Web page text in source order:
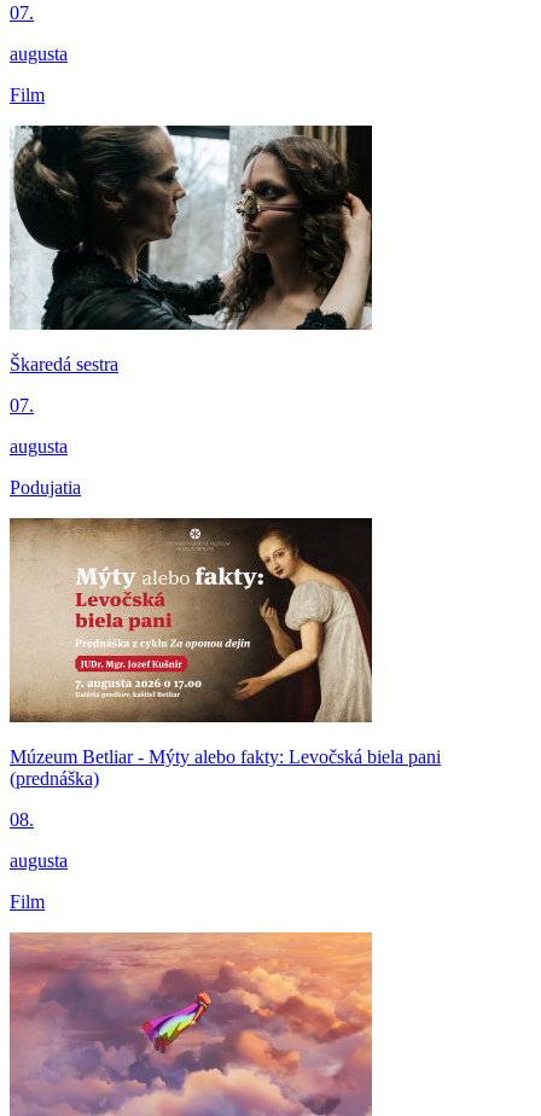
07.
augusta
Film
Škaredá sestra
07.
augusta
Podujatia
Múzeum Betliar - Mýty alebo fakty: Levočská biela pani
(prednáška)
08.
augusta
Film